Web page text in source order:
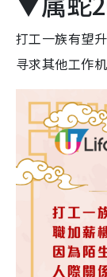
打工一族有望
寻求其他工作